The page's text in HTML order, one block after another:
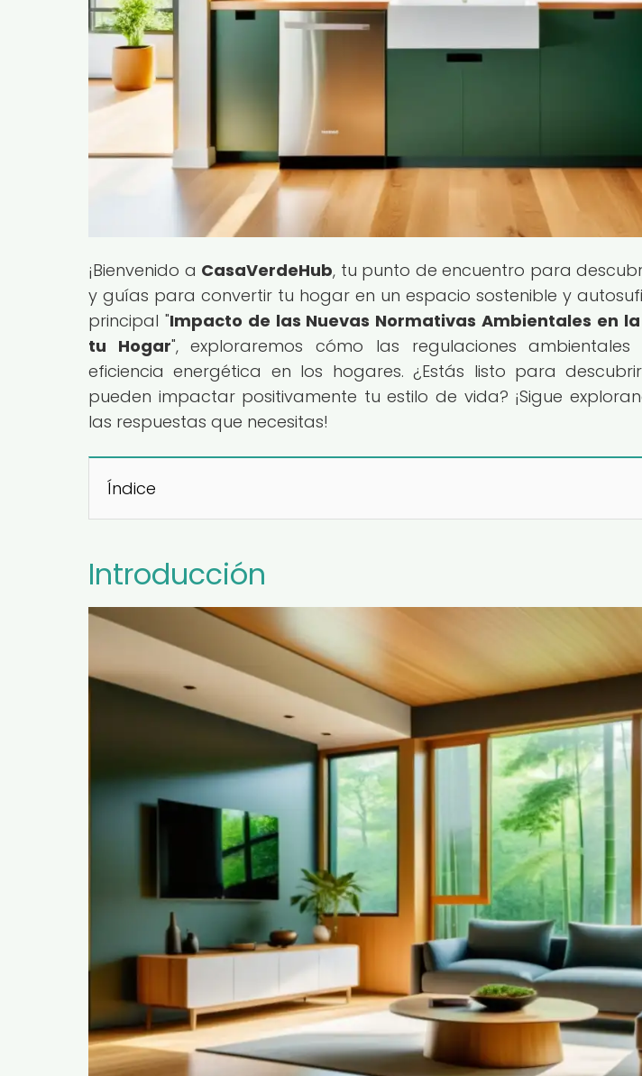
¡Bienvenido a CasaVerdeHub, tu punto de encuentro para
y guías para convertir tu hogar en un espacio sostenible y
principal "Impacto de las Nuevas Normativas Ambientales en
tu Hogar", exploraremos cómo las regulaciones
eficiencia energética en los hogares. ¿Estás listo para
pueden impactar positivamente tu estilo de vida? ¡Sigue
las respuestas que necesitas!
Índice
Introducción